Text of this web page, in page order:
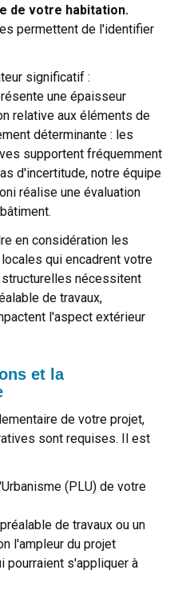
de votre habitation.
permettent de l'identifier
significatif :
une épaisseur
relative aux éléments de
déterminante : les
supportent fréquemment
d'incertitude, notre équipe
réalise une évaluation
en considération les
qui encadrent votre
nécessitent
de travaux,
l'aspect extérieur
et la
de votre projet,
sont requises. Il est
(PLU) de votre
de travaux ou un
l'ampleur du projet
pourraient s'appliquer à